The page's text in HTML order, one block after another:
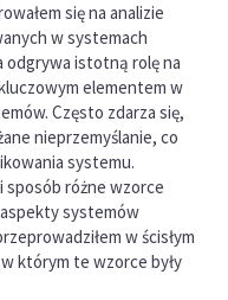
się na analizie
w systemach
odgrywa istotną rolę na
elementem w
Często zdarza się,
nieprzemyślanie, co
systemu.
sposób różne wzorce
systemów
w ścisłym
którym te wzorce były